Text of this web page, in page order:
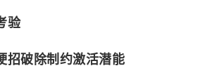
验
招破除制约激活潜能